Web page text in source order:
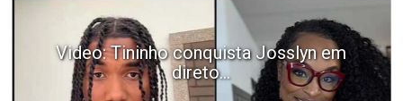
Video: Tininho conquista Josslyn em
direto...